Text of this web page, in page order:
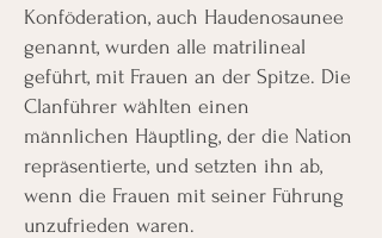
Konföderation, auch Haudenosaunee
genannt, wurden alle matrilineal
geführt, mit Frauen an der Spitze. Die
Clanführer wählten einen
männlichen Häuptling, der die Nation
repräsentierte, und setzten ihn ab,
wenn die Frauen mit seiner Führung
unzufrieden waren.